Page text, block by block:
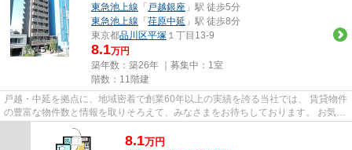
東急池上線 「 戸越銀座 」駅 徒歩5分
東急池上線 「 荏原中延 」駅 徒歩8分
東京都品川区平塚 １丁目13-9
8.1万円
築年数：築26年 ｜募集中： 1室
階数：11階建
戸越・中延を拠点に、地域密着で創業60年以上の実績を誇る当社では、 賃貸物件
の豊富な物件数と情報を取りそろえて、みなさまをお待ちしております。 お気軽
にお問い合わせください。 ...
8.1万円